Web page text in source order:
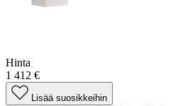
Hinta
1 412 €
Lisää suosikkeihin